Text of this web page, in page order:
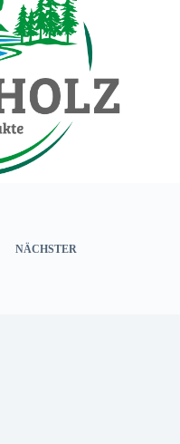
NÄCHSTER